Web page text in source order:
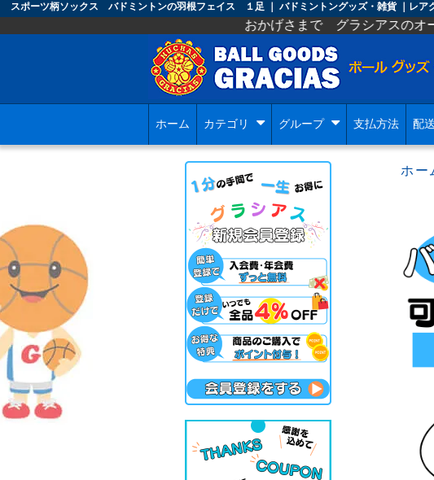
スポーツ柄ソックス バドミントンの羽根フェイス １足 ｜ バドミントングッズ・雑貨 ｜レ
おかげさまで グラシアスのオープンから １
ホーム カテゴリ グループ 支払方法 配
ホー